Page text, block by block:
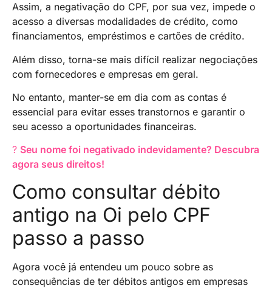
Assim, a negativação do CPF, por sua vez, impede o
acesso a diversas modalidades de crédito, como
financiamentos, empréstimos e cartões de crédito.
Além disso, torna-se mais difícil realizar negociações
com fornecedores e empresas em geral.
No entanto, manter-se em dia com as contas é
essencial para evitar esses transtornos e garantir o
seu acesso a oportunidades financeiras.
? Seu nome foi negativado indevidamente? Descubra
agora seus direitos!
Como consultar débito
antigo na Oi pelo CPF
passo a passo
Agora você já entendeu um pouco sobre as
consequências de ter débitos antigos em empresas